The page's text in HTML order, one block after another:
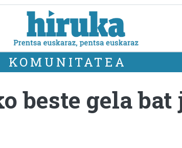
KOMUNITATEA
beste gela